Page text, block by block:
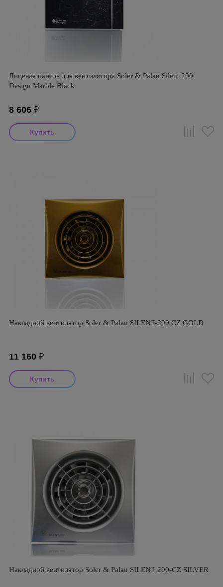
Лицевая панель для вентилятора Soler & Palau Silent 200
Design Marble Black
8 606 ₽
Накладной вентилятор Soler & Palau SILENT-200 CZ GOLD
11 160 ₽
Накладной вентилятор Soler & Palau SILENT 200-CZ SILVER